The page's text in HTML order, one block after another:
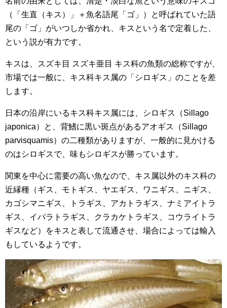
（「生直（キス）」＋魚名語尾「ゴ」）と呼ばれていた語
尾の「ゴ」がいつしか省かれ、キスという名で定着した、
という説が有力です。
キスは、スズキ目 スズキ亜目 キス科の魚類の総称ですが、
市場では一般に、キス科キス属の「シロギス」のことを差
します。
日本の沿岸にいるキス科キス属には、シロギス（Sillago
japonica）と、背鰭に黒い斑点があるアオギス（Sillago
parvisquamis）の二種類がありますが、一般的に見かける
のはシロギスで、味もシロギスが勝っています。
関東を中心に需要の高い魚なので、キス属以外のキス科の
近縁種（ギス、モトギス、ヤエギス、ワニギス、ニギス、
カゴシマニギス、トラギス、アカトラギス、ナミアイトラ
ギス、イバラトラギス、クラカケトラギス、コウライトラ
ギスなど）をキスと表して流通させ、場合によっては輸入
もしているようです。